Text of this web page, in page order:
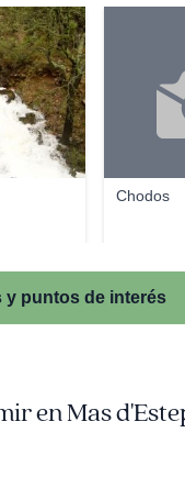
Chodos
y puntos de interés
en Mas